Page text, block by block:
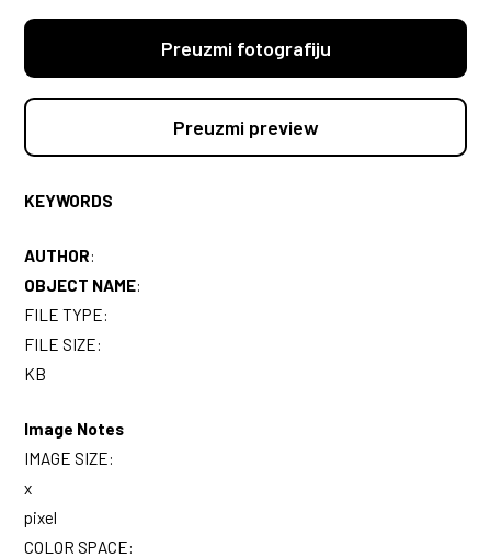
Preuzmi fotografiju
Preuzmi preview
KEYWORDS
AUTHOR:
OBJECT NAME:
FILE TYPE:
FILE SIZE:
KB
Image Notes
IMAGE SIZE:
x
pixel
COLOR SPACE: